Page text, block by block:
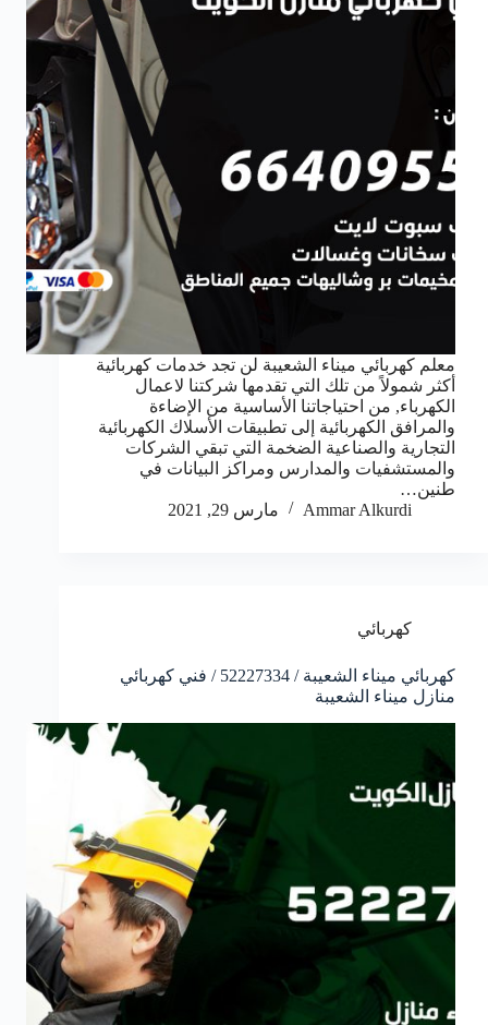
معلم كهربائي ميناء الشعيبة لن تجد خدمات كهربائية
أكثر شمولاً من تلك التي تقدمها شركتنا لاعمال
الكهرباء, من احتياجاتنا الأساسية من الإضاءة
والمرافق الكهربائية إلى تطبيقات الأسلاك الكهربائية
التجارية والصناعية الضخمة التي تبقي الشركات
والمستشفيات والمدارس ومراكز البيانات في
طنين…
Ammar Alkurdi
مارس 29, 2021
كهربائي
كهربائي ميناء الشعيبة / 52227334 / فني كهربائي
منازل ميناء الشعيبة